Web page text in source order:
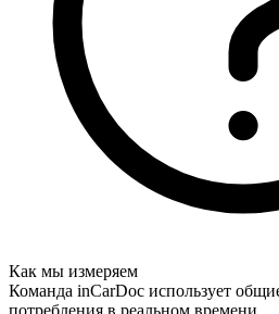
Как мы измеряем
Команда inCarDoc использует
потребления в реальном времени